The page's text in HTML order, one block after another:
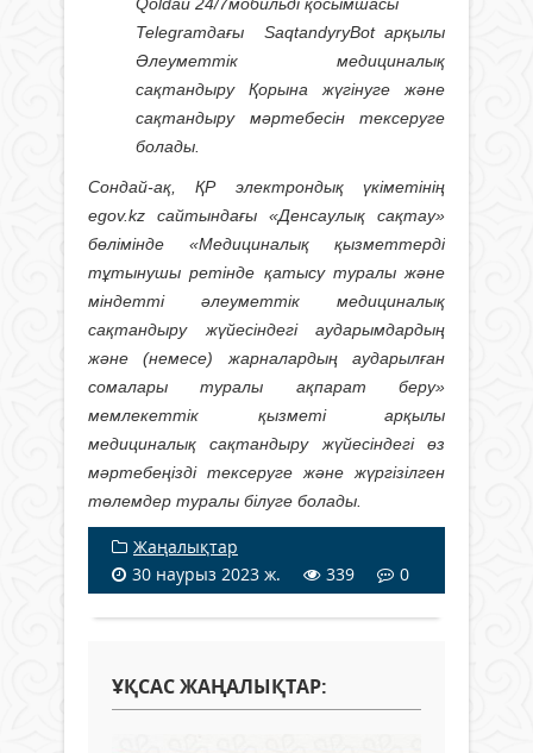
Telegramдағы SaqtandyryBotарқылы
Әлеуметтік медициналық
сақтандыру Қорына жүгінуге және
сақтандыру мәртебесін тексеруге
болады.
Сондай-ақ, ҚР электрондық үкіметінің
egov.kz сайтындағы «Денсаулық сақтау»
бөлімінде «Медициналық қызметтерді
тұтынушы ретінде қатысу туралы және
міндетті әлеуметтік медициналық
сақтандыру жүйесіндегі аударымдардың
және (немесе) жарналардың аударылған
сомалары туралы ақпарат беру»
мемлекеттік қызметі арқылы
медициналық сақтандыру жүйесіндегі өз
мәртебеңізді тексеруге және жүргізілген
төлемдер туралы білуге болады.
Жаңалықтар
30 наурыз 2023 ж.
339 0
ҰҚСАС ЖАҢАЛЫҚТАР: